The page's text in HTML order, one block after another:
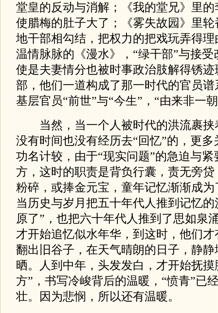
堂皇的反动与消解；《我的堂兄》里
使腊梅的肚子大了；《雾失故园》里
地干部相勾结，把权力的把戏玩弄得
温情脉脉的《漫水》，“绿干部”与接
使是夫妻情分也被时事政治肢解得锈
部，他们一道构成了那一时代的官员
基层官员“前世”与“今生”，“由来非一
当然，当一个人被时代的洪流裹挟
没有时间也没有经历去“回忆”的，更
功名计较，由于“现实问题”的急迫与
方，这时的职责是背负行囊，责无旁
粉碎，或捧金元宝，童年记忆渐渐成
当历史与岁月把五十年代人推到记忆
原了”，也把六十年代人推到了思如泉
才开始追忆似水年华，到这时，他们
翻出旧谷子，在天气晴朗的日子，静
晒。人到中年，头发发白，才开始抚
方”，书写冷峻背后的温暖，“愤青”已
壮。因为悲悯，所以还有温暖。